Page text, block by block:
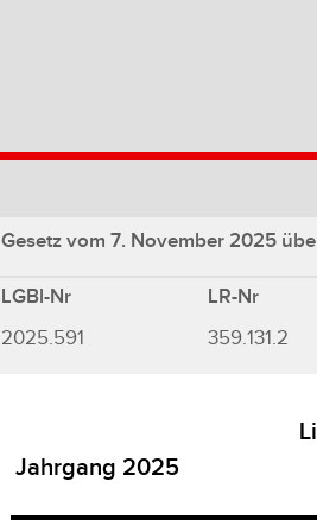
Gesetz vom 7. November 2025
LGBl-Nr LR-Nr
2025.591 359.131.2